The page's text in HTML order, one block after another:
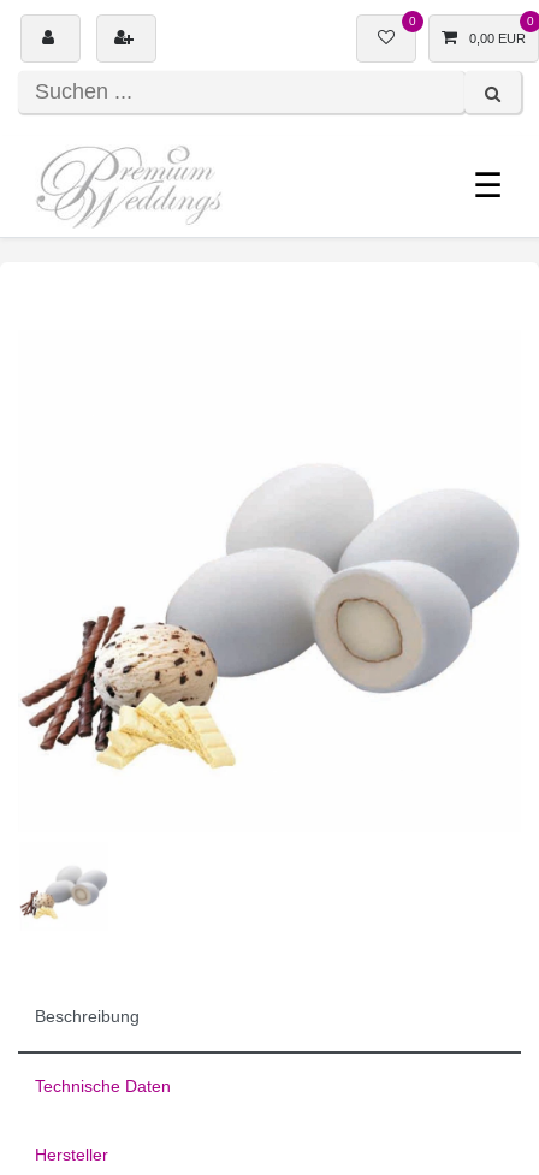
0 0
0,00 EUR
☰
Beschreibung
Technische Daten
Hersteller